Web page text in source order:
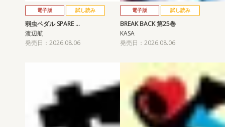
電子版 試し読み
弱虫ペダル SPARE …
渡辺航
発売日：2026.08.06
電子版 試し読み
BREAK BACK 第25巻
KASA
発売日：2026.08.06